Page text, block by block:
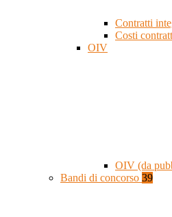
Contratti
Costi
OIV
OIV (da
Bandi di concorso 39